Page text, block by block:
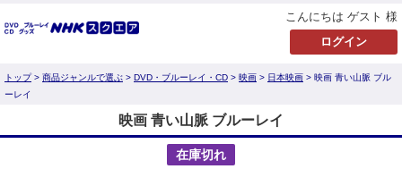
こんにちは ゲスト 様
トップ> 商品ジャンルで選ぶ > DVD・ブルーレイ・CD > 映画 > 日本映画 > 映画 青い山脈 ブル
ーレイ
映画 青い山脈 ブルーレイ
在庫切れ